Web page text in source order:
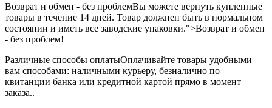
Возврат и обмен - без проблемВы можете вернуть купленные
товары в течение 14 дней. Товар должнен быть в нормальном
состоянии и иметь все заводские упаковки.">Возврат и обмен
- без проблем!
Различные способы оплатыОплачивайте товары удобными
вам способами: наличными курьеру, безналично по
квитанции банка или кредитной картой прямо в момент
заказа..